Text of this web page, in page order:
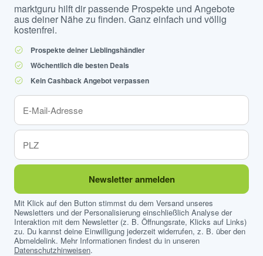
marktguru hilft dir passende Prospekte und Angebote
aus deiner Nähe zu finden. Ganz einfach und völlig
kostenfrei.
Prospekte deiner Lieblingshändler
Wöchentlich die besten Deals
Kein Cashback Angebot verpassen
Newsletter anmelden
Mit Klick auf den Button stimmst du dem Versand unseres
Newsletters und der Personalisierung einschließlich Analyse der
Interaktion mit dem Newsletter (z. B. Öffnungsrate, Klicks auf Links)
zu. Du kannst deine Einwilligung jederzeit widerrufen, z. B. über den
Abmeldelink. Mehr Informationen findest du in unseren
Datenschutzhinweisen.